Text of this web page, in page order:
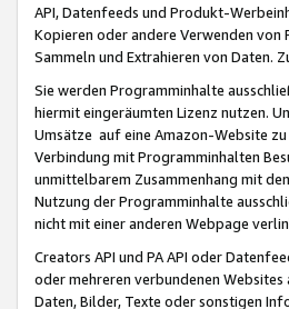
API, Datenfeeds und Produkt-
Kopieren oder andere Verwenden
Sammeln und Extrahieren von Daten.
Sie werden Programminhalte
hiermit eingeräumten Lizenz nutzen.
Umsätze auf eine Amazon-Website
Verbindung mit Programminhalten
unmittelbarem Zusammenhang mit
Nutzung der Programminhalte
nicht mit einer anderen Webpage
Creators API und PA API oder
oder mehreren verbundenen
Daten, Bilder, Texte oder sonstigen